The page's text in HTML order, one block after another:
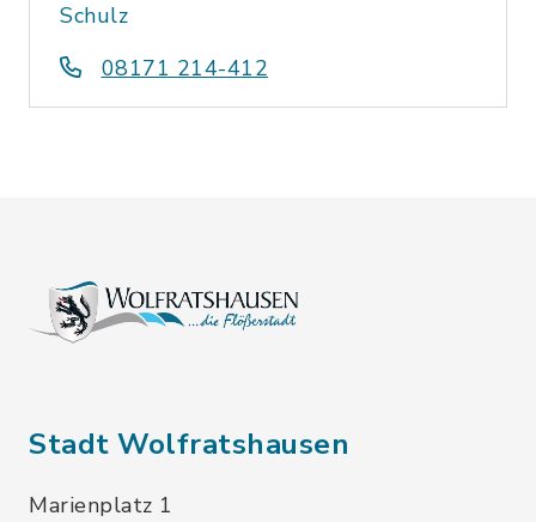
Schulz
08171 214-412
Stadt Wolfratshausen
Marienplatz 1